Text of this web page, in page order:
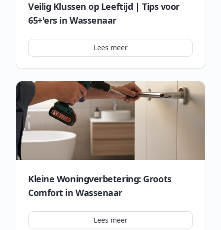
Veilig Klussen op Leeftijd | Tips voor
65+'ers in Wassenaar
Lees meer
Kleine Woningverbetering: Groots
Comfort in Wassenaar
Lees meer